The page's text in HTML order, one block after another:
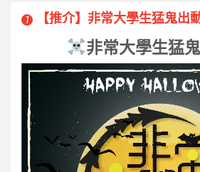
1 【推介】非常大學生猛鬼出
非常大學生猛